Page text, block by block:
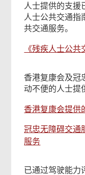
人士提供的支援
人士公共交通指
共交通服务。
《残疾人士公共
香港复康会及冠
动不便的人士提
香港复康会提供
冠忠无障碍交通
服务
已通过驾驶能力